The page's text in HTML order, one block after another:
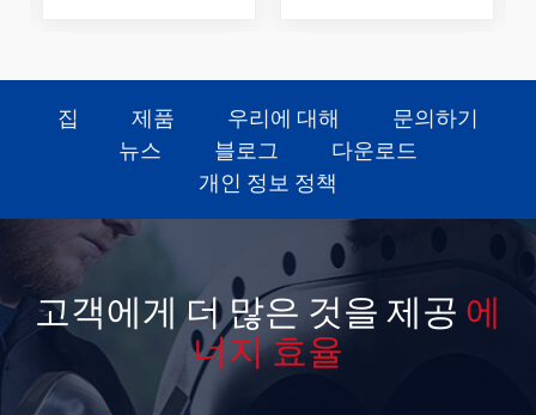
집 제품 우리에 대해
문의하기
뉴스
블로그
다운로드
개인 정보 정책
고객에게 더 많은 것을 제공 에
너지 효율